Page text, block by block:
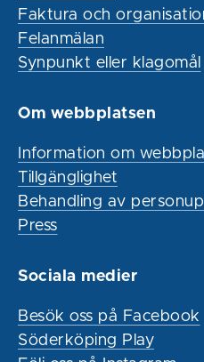
Faktura och
Felanmälan
Synpunkt eller klagomål
Om webbplatsen
Information om
Tillgänglighet
Behandling av
Press
Sociala medier
Besök oss på Facebook
Söderköping Play